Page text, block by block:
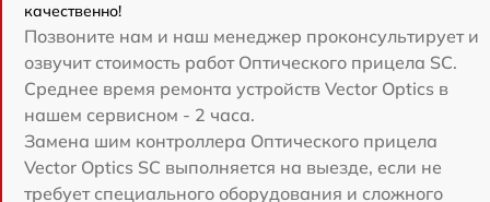
качественно!
Позвоните нам и наш менеджер проконсультирует и
озвучит стоимость работ Оптического прицела SC.
Среднее время ремонта устройств Vector Optics в
нашем сервисном - 2 часа.
Замена шим контроллера Оптического прицела
Vector Optics SC выполняется на выезде, если не
требует специального оборудования и сложного